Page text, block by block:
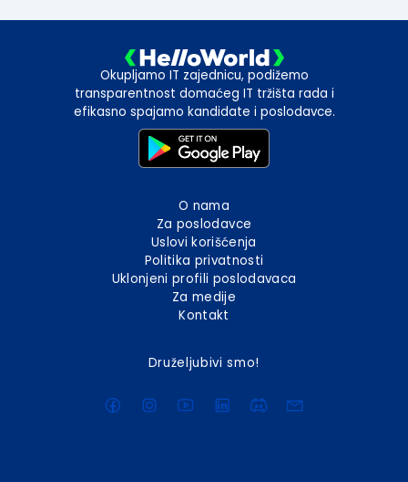
Okupljamo IT zajednicu, podižemo
transparentnost domaćeg IT tržišta rada i
efikasno spajamo kandidate i poslodavce.
O nama
Za poslodavce
Uslovi korišćenja
Politika privatnosti
Uklonjeni profili poslodavaca
Za medije
Kontakt
Druželjubivi smo!